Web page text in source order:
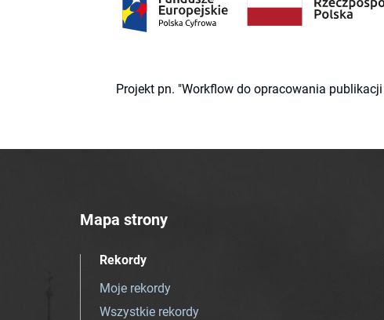
Projekt pn. "Workflow do opracowania
Mapa strony
Rekordy
Moje rekordy
Wszystkie rekordy